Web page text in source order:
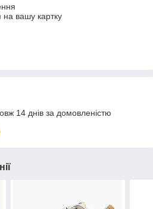
на вашу картку
14 днів за домовленістю